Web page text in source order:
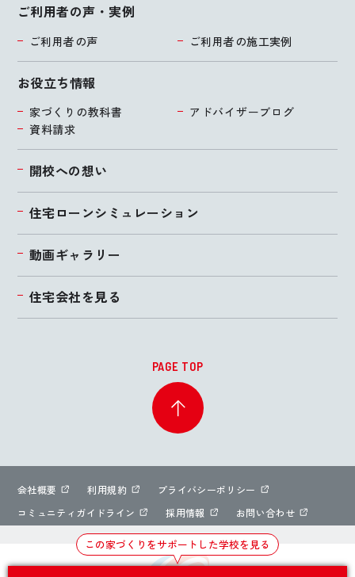
この家づくりをサポートした学校を見る
ご利用者の声・実例
ご利用者の声 ご利用者の施工実例
お役立ち情報
家づくりの教科書
アドバイザーブログ
資料請求
開校への想い
住宅ローンシミュレーション
動画ギャラリー
住宅会社を見る
PAGE TOP
会社概要 利用規約
プライバシーポリシー
コミュニティガイドライン
採用情報 お問い合わせ